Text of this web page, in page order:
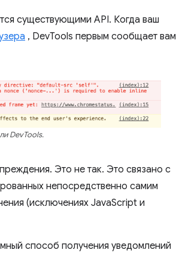
существующими API. Когда ваш
, DevTools первым сообщает вам
DevTools.
Это не так. Это связано с
непосредственно самим
(исключениях JavaScript и
способ получения уведомлений